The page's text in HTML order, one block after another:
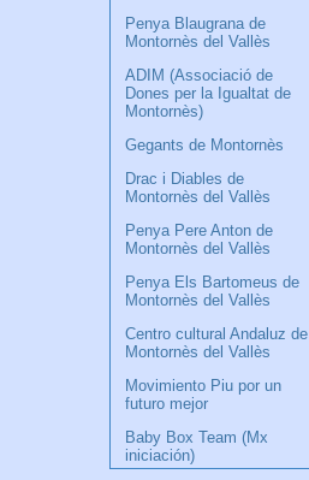
Penya Blaugrana de
Montornès del Vallès
ADIM (Associació de
Dones per la Igualtat de
Montornès)
Gegants de Montornès
Drac i Diables de
Montornès del Vallès
Penya Pere Anton de
Montornès del Vallès
Penya Els Bartomeus de
Montornès del Vallès
Centro cultural Andaluz de
Montornès del Vallès
Movimiento Piu por un
futuro mejor
Baby Box Team (Mx
iniciación)